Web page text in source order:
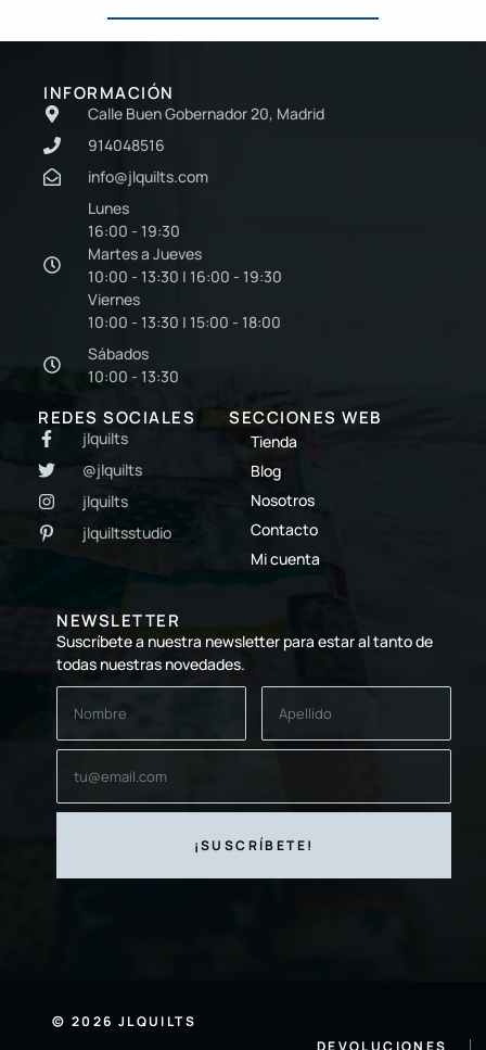
INFORMACIÓN
Calle Buen Gobernador 20, Madrid
914048516
info@jlquilts.com
Lunes
16:00 - 19:30
Martes a Jueves
10:00 - 13:30 | 16:00 - 19:30
Viernes
10:00 - 13:30 | 15:00 - 18:00
Sábados
10:00 - 13:30
REDES SOCIALES
jlquilts
@jlquilts
jlquilts
jlquiltsstudio
SECCIONES WEB
Tienda
Blog
Nosotros
Contacto
Mi cuenta
NEWSLETTER
Suscríbete a nuestra newsletter para estar al tanto de
todas nuestras novedades.
© 2026 JLQUILTS
DEVOLUCIONES